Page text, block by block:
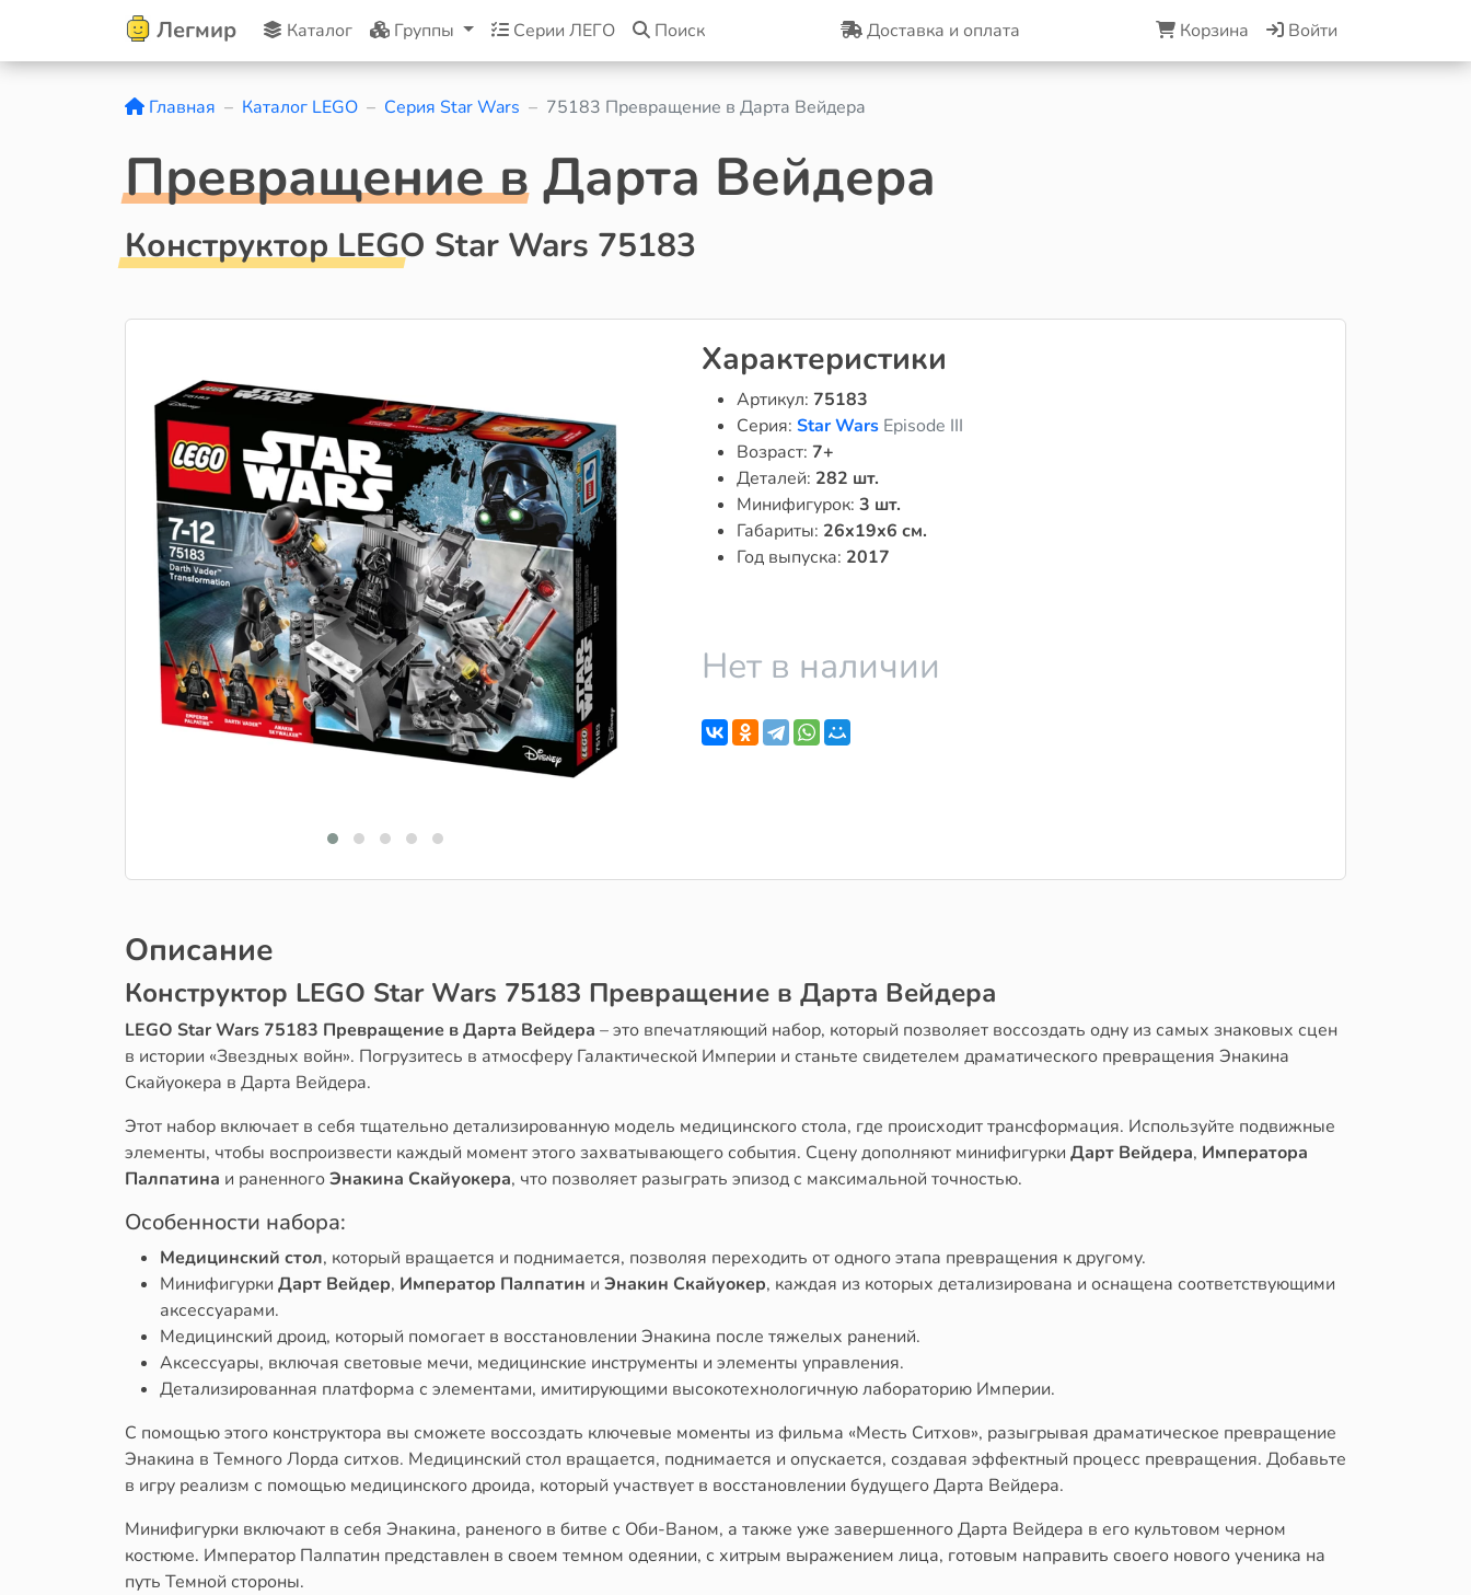
Легмир Каталог Группы Серии ЛЕГО Поиск Доставка и оплата Корзина Войти
Главная Каталог LEGO Серия Star Wars 75183 Превращение в Дарта Вейдера
Превращение в Дарта Вейдера
Конструктор LEGO Star Wars 75183
Характеристики
Артикул: 75183
Серия: Star Wars Episode III
Возраст: 7+
Деталей: 282 шт.
Минифигурок: 3 шт.
Габариты: 26x19x6 см.
Год выпуска: 2017
Нет в наличии
Описание
Конструктор LEGO Star Wars 75183 Превращение в Дарта Вейдера
LEGO Star Wars 75183 Превращение в Дарта Вейдера – это впечатляющий набор, который позволяет воссоздать одну из самых знаковых сцен
в истории «Звездных войн». Погрузитесь в атмосферу Галактической Империи и станьте свидетелем драматического превращения Энакина
Скайуокера в Дарта Вейдера.
Этот набор включает в себя тщательно детализированную модель медицинского стола, где происходит трансформация. Используйте подвижные
элементы, чтобы воспроизвести каждый момент этого захватывающего события. Сцену дополняют минифигурки Дарт Вейдера, Императора
Палпатина и раненногоЭнакина Скайуокера, что позволяет разыграть эпизод с максимальной точностью.
Особенности набора:
Медицинский стол, который вращается и поднимается, позволяя переходить от одного этапа превращения к другому.
Минифигурки Дарт Вейдер, Император Палпатин и Энакин Скайуокер, каждая из которых детализирована и оснащена соответствующими
аксессуарами.
Медицинский дроид, который помогает в восстановлении Энакина после тяжелых ранений.
Аксессуары, включая световые мечи, медицинские инструменты и элементы управления.
Детализированная платформа с элементами, имитирующими высокотехнологичную лабораторию Империи.
С помощью этого конструктора вы сможете воссоздать ключевые моменты из фильма «Месть Ситхов», разыгрывая драматическое превращение
Энакина в Темного Лорда ситхов. Медицинский стол вращается, поднимается и опускается, создавая эффектный процесс превращения. Добавьте
в игру реализм с помощью медицинского дроида, который участвует в восстановлении будущего Дарта Вейдера.
Минифигурки включают в себя Энакина, раненого в битве с Оби-Ваном, а также уже завершенного Дарта Вейдера в его культовом черном
костюме. Император Палпатин представлен в своем темном одеянии, с хитрым выражением лица, готовым направить своего нового ученика на
путь Темной стороны.